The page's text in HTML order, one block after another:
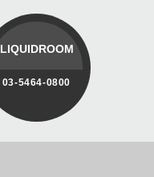
LIQUIDROOM
03-5464-0800